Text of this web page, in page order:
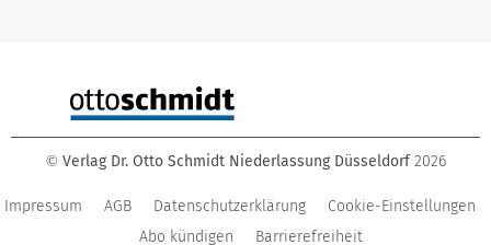
© Verlag Dr. Otto Schmidt Niederlassung Düsseldorf 2026
Impressum AGB Datenschutzerklärung
Cookie-Einstellungen
Abo kündigen
Barrierefreiheit